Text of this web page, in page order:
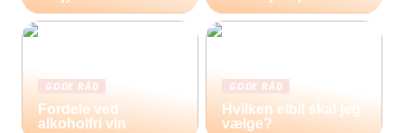
GODE RÅD
Fordele ved
alkoholfri vin
GODE RÅD
Hvilken elbil skal jeg
vælge?